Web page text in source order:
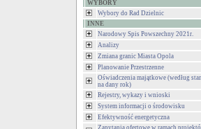
WYBORY
Wybory do Rad Dzielnic
INNE
Narodowy Spis Powszechny 2021r.
Analizy
Zmiana granic Miasta Opola
Planowanie Przestrzenne
Oświadczenia majątkowe (według
na dany rok)
Rejestry, wykazy i wnioski
System informacji o środowisku
Efektywność energetyczna
Zapytania ofertowe w ramach